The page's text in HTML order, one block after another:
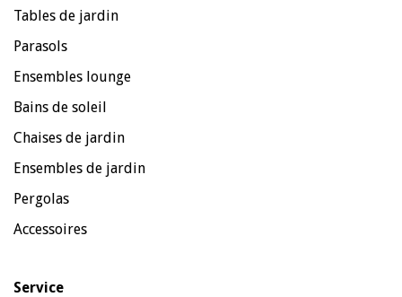
Tables de jardin
Parasols
Ensembles lounge
Bains de soleil
Chaises de jardin
Ensembles de jardin
Pergolas
Accessoires
Service